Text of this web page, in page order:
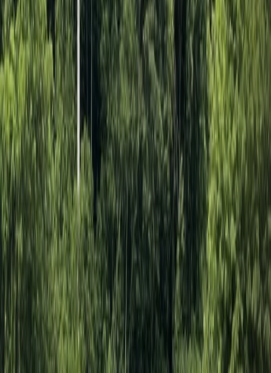
Contactos regionales
Servicios web
Autogestión Centro de ayuda Condiciones tarifarias
Contrato de
carga
Contrato de transporte Derecho de retracto PQRSDTratamiento
de datos personales
Web Check-In
Más soluciones
Carga Charter Club SATENA Negocios satena.gov Tarifas
Siguenos en
@aerolineasatena